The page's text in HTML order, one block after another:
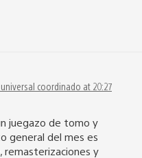
coordinado at 20:27
juegazo de tomo y
general del mes es
remasterizaciones y